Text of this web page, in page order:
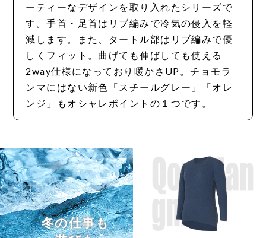
ーティーなデザインを取り入れたシリーズで
す。手首・足首はリブ編みで冷気の侵入を軽
減します。また、タートル部はリブ編みで優
しくフィット。曲げても伸ばしても使える
2way仕様になっており暖かさUP。チョモラ
ンマにはない新色「スチールグレー」「オレ
ンジ」もオシャレポイントの１つです。
冬の仕事も